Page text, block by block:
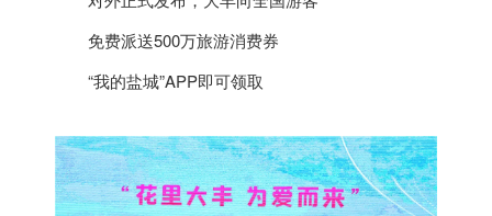
免费派送500万旅游消费券
“我的盐城”APP即可领取